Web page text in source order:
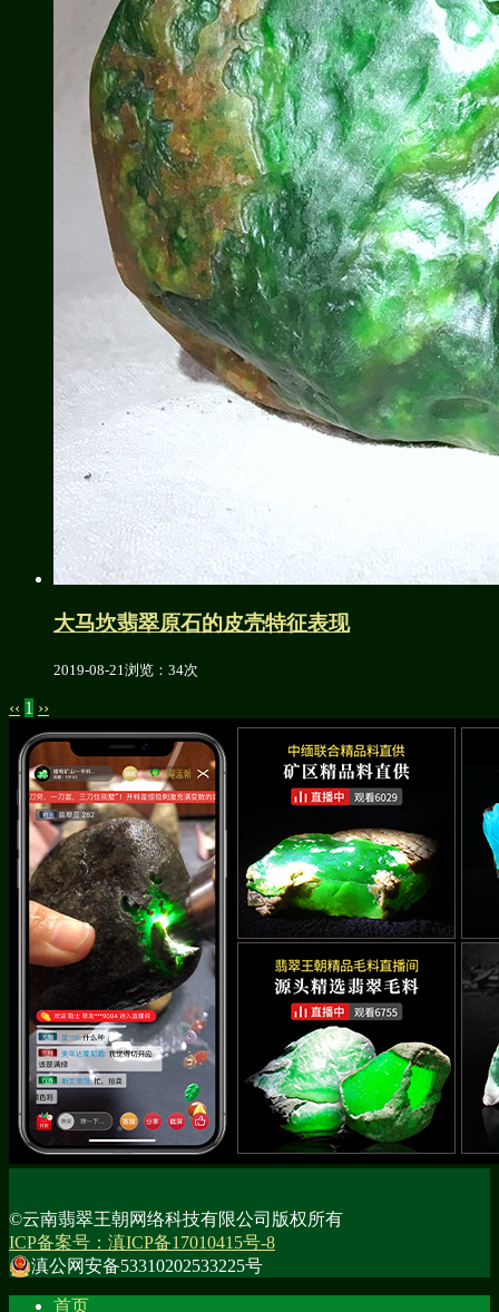
大马坎翡翠原石的皮壳特征表现
2019-08-21 浏览：34次
‹‹ 1 ››
©云南翡翠王朝网络科技有限公司版权所有
ICP备案号：滇ICP备17010415号-8
滇公网安备53310202533225号
首页